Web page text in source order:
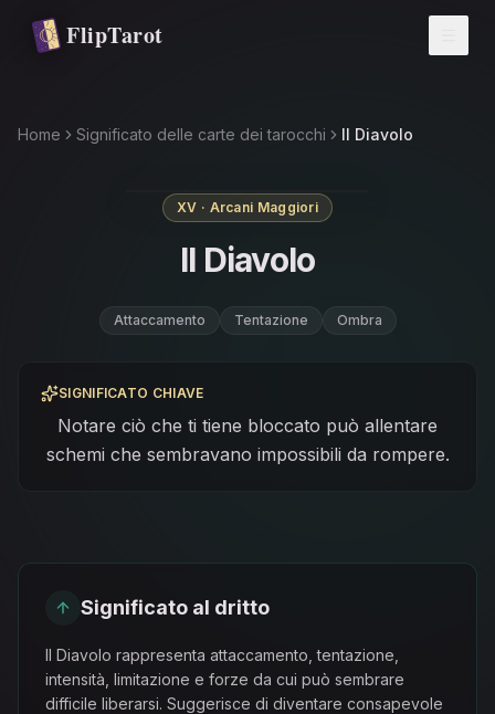
Vai al contenuto principale
FlipTarot
Home Significato delle carte dei tarocchi Il Diavolo
XV · Arcani Maggiori
Il Diavolo
Attaccamento Tentazione Ombra
SIGNIFICATO CHIAVE
Notare ciò che ti tiene bloccato può allentare
schemi che sembravano impossibili da rompere.
Significato al dritto
Il Diavolo rappresenta attaccamento, tentazione,
intensità, limitazione e forze da cui può sembrare
difficile liberarsi. Suggerisce di diventare consapevole